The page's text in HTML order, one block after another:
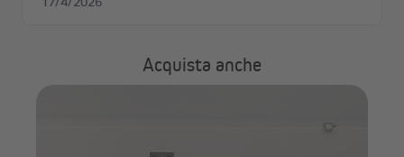
Acquista anche